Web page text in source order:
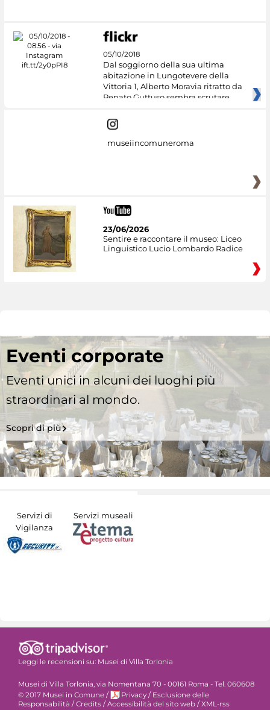
05/10/2018
Dal soggiorno della sua ultima
abitazione in Lungotevere della
Vittoria 1, Alberto Moravia ritratto da
Renato Guttuso sembra scrutare
museiincomuneroma
23/06/2026
Sentire e raccontare il museo: Liceo
Linguistico Lucio Lombardo Radice
Eventi corporate
Eventi unici in alcuni dei luoghi più
straordinari al mondo.
Scopri di più
Servizi di
Vigilanza
Servizi museali
Leggi le recensioni su: Musei di Villa Torlonia
Musei di Villa Torlonia, via Nomentana 70 - 00161 Roma - Tel. 060608
© 2017 Musei in Comune / Privacy / Esclusione delle
Responsabilità / Credits / Accessibilità del sito web / XML-rss